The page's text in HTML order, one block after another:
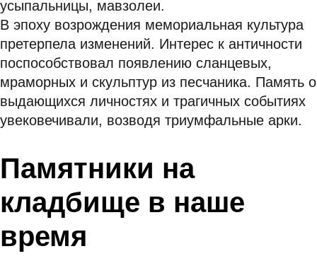
усыпальницы, мавзолеи.
В эпоху возрождения мемориальная культура
претерпела изменений. Интерес к античности
поспособствовал появлению сланцевых,
мраморных и скульптур из песчаника. Память о
выдающихся личностях и трагичных событиях
увековечивали, возводя триумфальные арки.
Памятники на
кладбище в наше
время